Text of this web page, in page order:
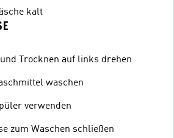
kalt
Trocknen auf links drehen
waschen
verwenden
zum Waschen schließen